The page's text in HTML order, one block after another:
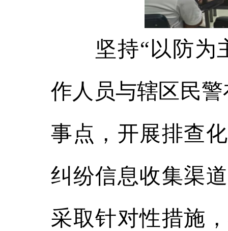
坚持“以防为主
作人员与辖区民
事点，开展排查
纠纷信息收集渠
采取针对性措施